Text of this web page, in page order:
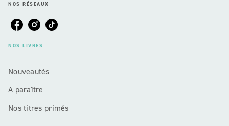
NOS RÉSEAUX
NOS LIVRES
Nouveautés
A paraître
Nos titres primés